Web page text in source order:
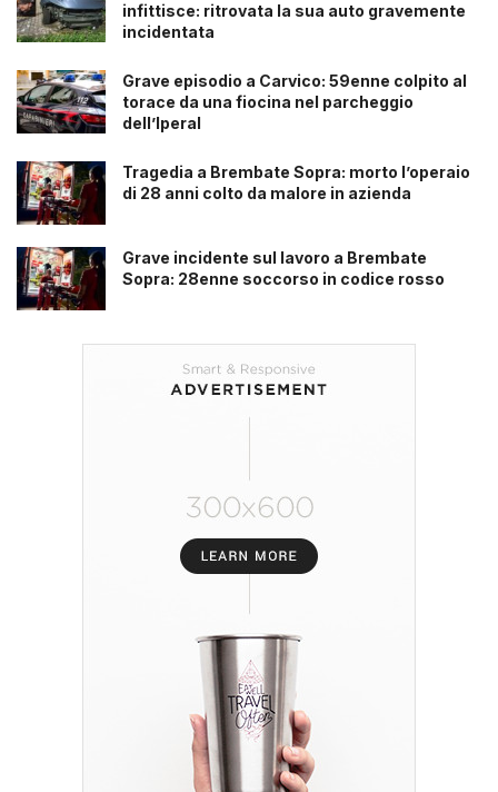
infittisce: ritrovata la sua auto gravemente
incidentata
Grave episodio a Carvico: 59enne colpito al
torace da una fiocina nel parcheggio
dell’Iperal
Tragedia a Brembate Sopra: morto l’operaio
di 28 anni colto da malore in azienda
Grave incidente sul lavoro a Brembate
Sopra: 28enne soccorso in codice rosso